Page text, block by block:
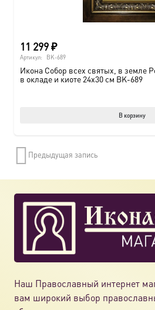
11 299₽
Артикул: BK-689
Икона Собор всех святых, в земле
в окладе и киоте 24х30 см BK-689
В корзину
Предыдущая запись
Наш Православный интернет
вам широкий выбор